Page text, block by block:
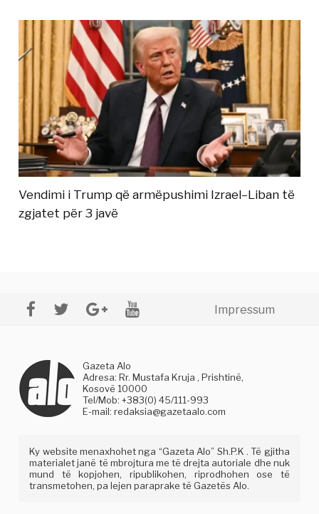
Vendimi i Trump që armëpushimi Izrael–Liban të
zgjatet për 3 javë
Impressum
Gazeta Alo
Adresa: Rr. Mustafa Kruja , Prishtinë,
Kosovë 10000
Tel/Mob: +383(0) 45/111-993
E-mail:redaksia@gazetaalo.com
Ky website menaxhohet nga “Gazeta Alo” Sh.P.K . Të gjitha
materialet janë të mbrojtura me të drejta autoriale dhe nuk
mund të kopjohen, ripublikohen, riprodhohen ose të
transmetohen, pa lejen paraprake të Gazetës Alo.